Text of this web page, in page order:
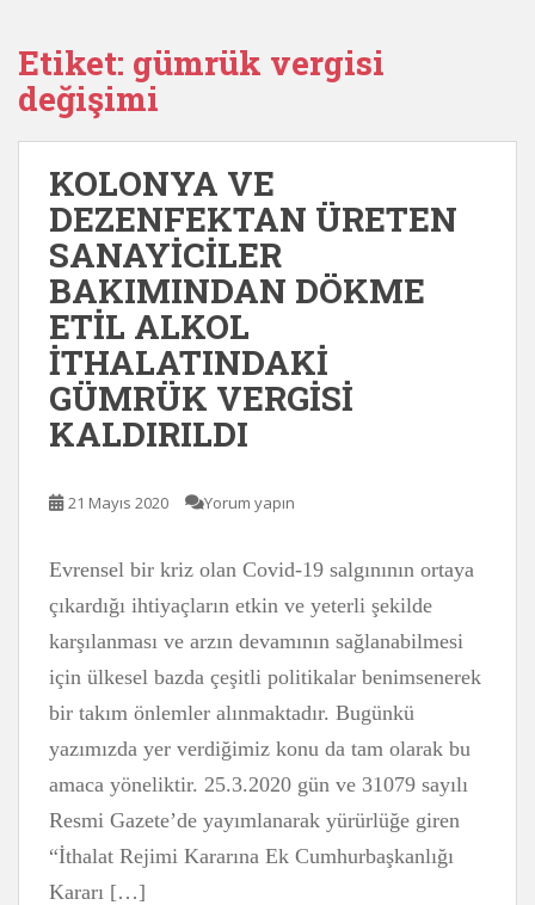
Etiket: gümrük vergisi
değişimi
KOLONYA VE
DEZENFEKTAN ÜRETEN
SANAYİCİLER
BAKIMINDAN DÖKME
ETİL ALKOL
İTHALATINDAKİ
GÜMRÜK VERGİSİ
KALDIRILDI
21 Mayıs 2020 Yorum yapın
Evrensel bir kriz olan Covid-19 salgınının ortaya
çıkardığı ihtiyaçların etkin ve yeterli şekilde
karşılanması ve arzın devamının sağlanabilmesi
için ülkesel bazda çeşitli politikalar benimsenerek
bir takım önlemler alınmaktadır. Bugünkü
yazımızda yer verdiğimiz konu da tam olarak bu
amaca yöneliktir. 25.3.2020 gün ve 31079 sayılı
Resmi Gazete’de yayımlanarak yürürlüğe giren
“İthalat Rejimi Kararına Ek Cumhurbaşkanlığı
Kararı […]